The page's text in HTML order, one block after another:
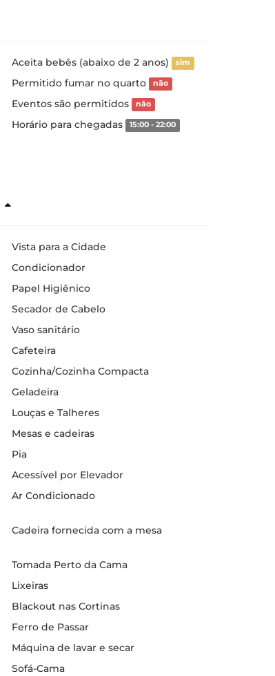
Aceita bebês (abaixo de 2 anos) sim
Permitido fumar no quarto não
Eventos são permitidos não
Horário para chegadas 15:00 - 22:00
Vista para a Cidade
Condicionador
Papel Higiênico
Secador de Cabelo
Vaso sanitário
Cafeteira
Cozinha/Cozinha Compacta
Geladeira
Louças e Talheres
Mesas e cadeiras
Pia
Acessível por Elevador
Ar Condicionado
Cadeira fornecida com a mesa
Tomada Perto da Cama
Lixeiras
Blackout nas Cortinas
Ferro de Passar
Máquina de lavar e secar
Sofá-Cama